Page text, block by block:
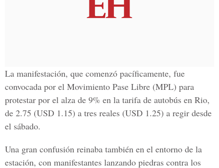
La manifestación, que comenzó pacíficamente, fue
convocada por el Movimiento Pase Libre (MPL) para
protestar por el alza de 9% en la tarifa de autobús en Rio,
de 2.75 (USD 1.15) a tres reales (USD 1.25) a regir desde
el sábado.
Una gran confusión reinaba también en el entorno de la
estación, con manifestantes lanzando piedras contra los